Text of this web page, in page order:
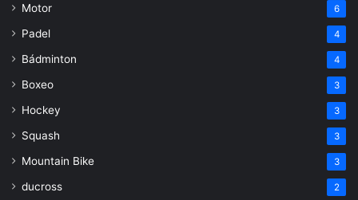
Motor 6
Padel 4
Bádminton 4
Boxeo 3
Hockey 3
Squash 3
Mountain Bike 3
ducross 2